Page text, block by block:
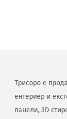
Трисоро е
ентериер и
панели, 3D